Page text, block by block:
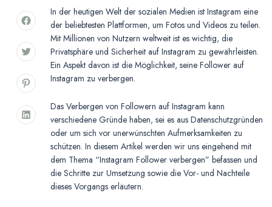
In der heutigen Welt der sozialen Medien ist Instagram eine
der beliebtesten Plattformen, um Fotos und Videos zu teilen.
Mit Millionen von Nutzern weltweit ist es wichtig, die
Privatsphäre und Sicherheit auf Instagram zu gewährleisten.
Ein Aspekt davon ist die Möglichkeit, seine Follower auf
Instagram zu verbergen.
Das Verbergen von Followern auf Instagram kann
verschiedene Gründe haben, sei es aus Datenschutzgründen
oder um sich vor unerwünschten Aufmerksamkeiten zu
schützen. In diesem Artikel werden wir uns eingehend mit
dem Thema “Instagram Follower verbergen” befassen und
die Schritte zur Umsetzung sowie die Vor- und Nachteile
dieses Vorgangs erläutern.